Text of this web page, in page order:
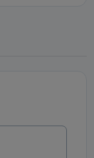
Pastwa
w jego